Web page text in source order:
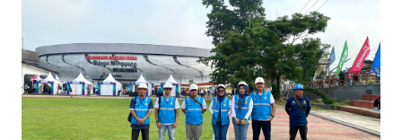
INTERNASIONAL
SERBA-SERBI